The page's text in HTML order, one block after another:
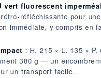
vert fluorescent
réfléchissante pour une
immédiate, y compris en
: H. 215 × L. 135 × P.
380 g — un
un transport facile.